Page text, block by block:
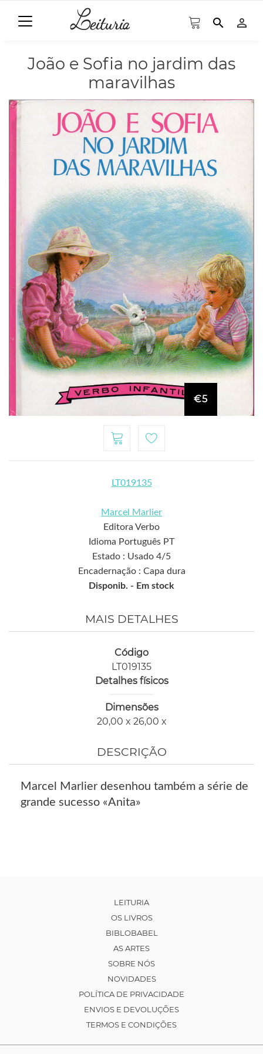
search person_outline
João e Sofia no jardim das
maravilhas
€5
LT019135
Marcel Marlier
Editora Verbo
Idioma Português PT
Estado : Usado 4/5
Encadernação : Capa dura
Disponib. - Em stock
MAIS DETALHES
Código
LT019135
Detalhes físicos
Dimensões
20,00 x 26,00 x
DESCRIÇÃO
Marcel Marlier desenhou também a série de
grande sucesso «Anita»
LEITURIA
OS LIVROS
BIBLOBABEL
AS ARTES
SOBRE NÓS
NOVIDADES
POLÍTICA DE PRIVACIDADE
ENVIOS E DEVOLUÇÕES
TERMOS E CONDIÇÕES